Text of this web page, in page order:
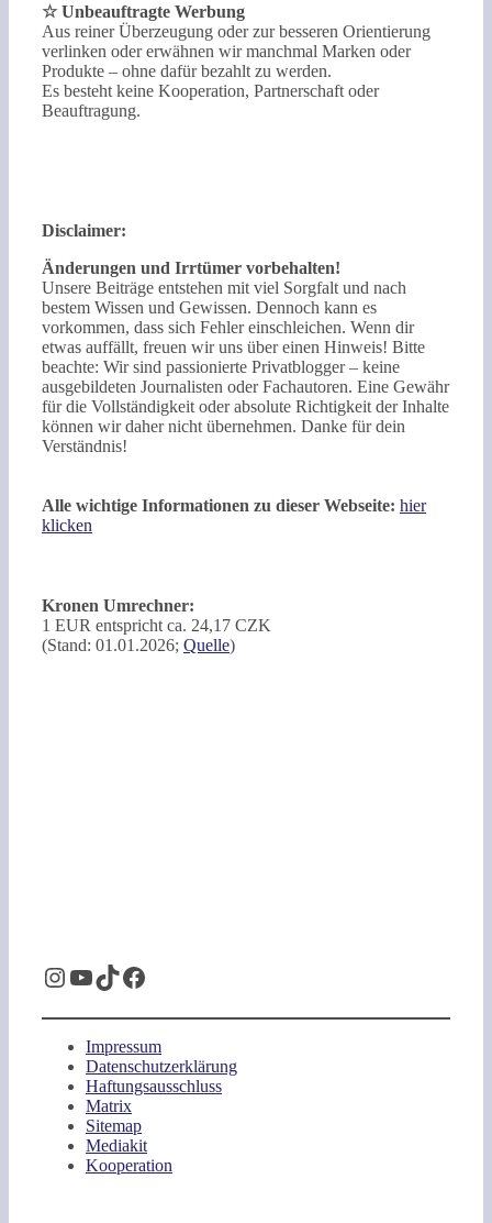
☆ Unbeauftragte Werbung
Aus reiner Überzeugung oder zur besseren Orientierung
verlinken oder erwähnen wir manchmal Marken oder
Produkte – ohne dafür bezahlt zu werden.
Es besteht keine Kooperation, Partnerschaft oder
Beauftragung.
Disclaimer:
Änderungen und Irrtümer vorbehalten!
Unsere Beiträge entstehen mit viel Sorgfalt und nach
bestem Wissen und Gewissen. Dennoch kann es
vorkommen, dass sich Fehler einschleichen. Wenn dir
etwas auffällt, freuen wir uns über einen Hinweis! Bitte
beachte: Wir sind passionierte Privatblogger – keine
ausgebildeten Journalisten oder Fachautoren. Eine Gewähr
für die Vollständigkeit oder absolute Richtigkeit der Inhalte
können wir daher nicht übernehmen. Danke für dein
Verständnis!
Alle wichtige Informationen zu dieser Webseite: hier
klicken
Kronen Umrechner:
1 EUR entspricht ca. 24,17 CZK
(Stand: 01.01.2026; Quelle)
Instagram
YouTube
TikTok
Facebook
Impressum
Datenschutzerklärung
Haftungsausschluss
Matrix
Sitemap
Mediakit
Kooperation